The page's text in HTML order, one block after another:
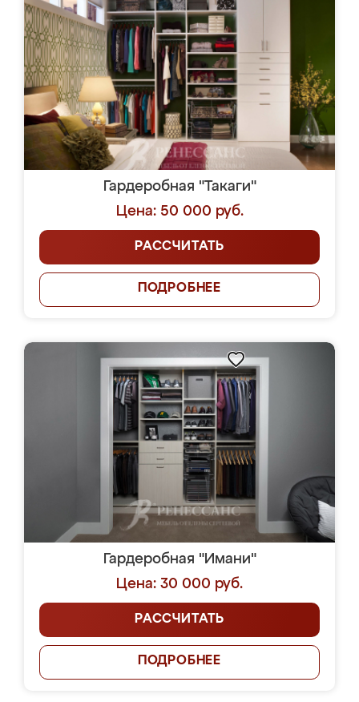
Гардеробная "Такаги"
Цена: 50 000 руб.
РАССЧИТАТЬ
ПОДРОБНЕЕ
Гардеробная "Имани"
Цена: 30 000 руб.
РАССЧИТАТЬ
ПОДРОБНЕЕ